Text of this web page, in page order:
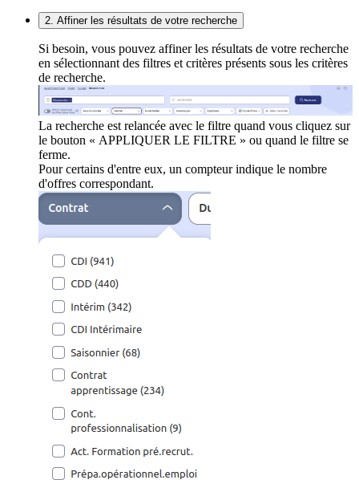
2. Affiner les résultats de votre recherche
Si besoin, vous pouvez affiner les résultats de votre recherche
en sélectionnant des filtres et critères présents sous les critères
de recherche.
La recherche est relancée avec le filtre quand vous cliquez sur
le bouton « APPLIQUER LE FILTRE » ou quand le filtre se
ferme.
Pour certains d'entre eux, un compteur indique le nombre
d'offres correspondant.